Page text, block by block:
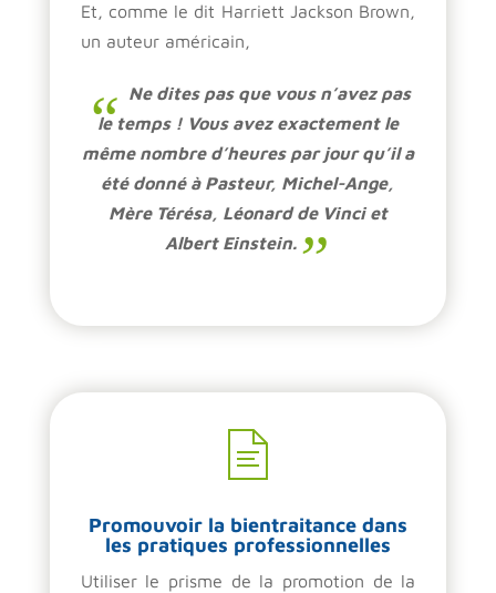
Et, comme le dit Harriett Jackson Brown,
un auteur américain,
Ne dites pas que vous n’avez pas
le temps ! Vous avez exactement le
même nombre d’heures par jour qu’il a
été donné à Pasteur, Michel-Ange,
Mère Térésa, Léonard de Vinci et
Albert Einstein.
Promouvoir la bientraitance dans
les pratiques professionnelles
Utiliser le prisme de la promotion de la